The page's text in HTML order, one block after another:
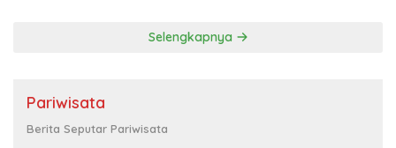
Selengkapnya
Pariwisata
Berita Seputar Pariwisata